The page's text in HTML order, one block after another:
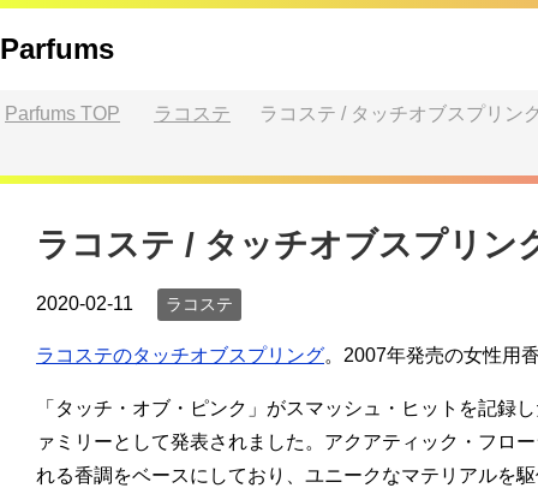
Parfums
Parfums TOP ラコステ ラコステ / タッチオブスプリン
ラコステ / タッチオブスプリン
2020-02-11 ラコステ
ラコステのタッチオブスプリング。2007年発売の女性用
「タッチ・オブ・ピンク」がスマッシュ・ヒットを記録
ァミリーとして発表されました。アクアティック・フロ
れる香調をベースにしており、ユニークなマテリアルを